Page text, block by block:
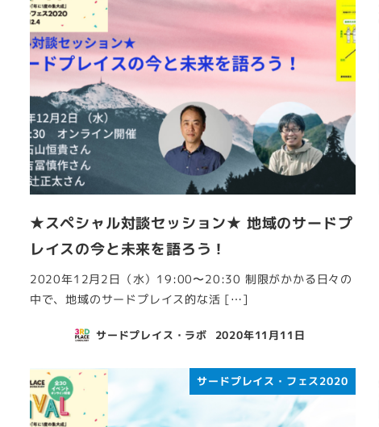
★スペシャル対談セッション★ 地域のサードプ
レイスの今と未来を語ろう！
2020年12月2日（水）19:00〜20:30 制限がかかる日々の
中で、地域のサードプレイス的な活 […]
サードプレイス・ラボ
投稿日
2020年11月11日
サードプレイス・フェス2020